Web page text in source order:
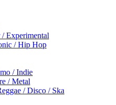
Experimental
/ Hip Hop
/ Indie
/ Metal
/ Disco / Ska